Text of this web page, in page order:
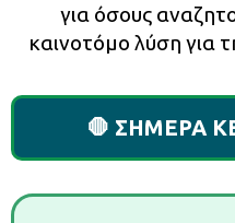
για όσους
καινοτόμο λύση για
🛑 ΣΗΜΕΡΑ